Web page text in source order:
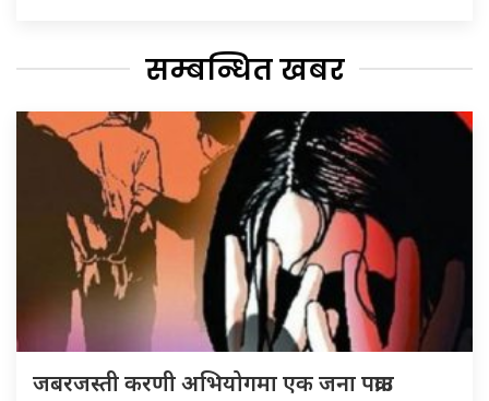
सम्बन्धित खबर
जबरजस्ती करणी अभियोगमा एक जना पक्राउ